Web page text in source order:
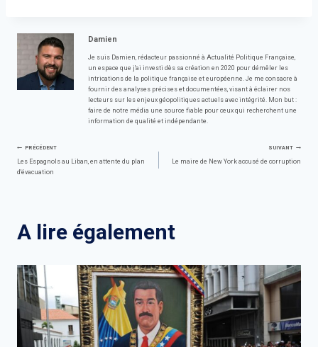
Damien
Je suis Damien, rédacteur passionné à Actualité Politique Française,
un espace que j'ai investi dès sa création en 2020 pour démêler les
intrications de la politique française et européenne. Je me consacre à
fournir des analyses précises et documentées, visant à éclairer nos
lecteurs sur les enjeux géopolitiques actuels avec intégrité. Mon but :
faire de notre média une source fiable pour ceux qui recherchent une
information de qualité et indépendante.
Navigation
PRÉCÉDENT
Les Espagnols au Liban, en attente du plan
d'évacuation
SUIVANT
Le maire de New York accusé de corruption
A lire également